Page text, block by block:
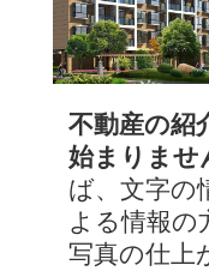
不動産の紹
始まりませ
ば、文字の
よる情報の
写真の仕上